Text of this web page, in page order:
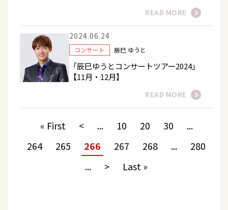
READ MORE
2024.06.24
コンサート 辰巳 ゆうと
「辰巳ゆうとコンサートツアー2024」
【11月・12月】
READ MORE
« First < ... 10 20 30
...
264
265 266 267 268 ...
280
...
> Last »